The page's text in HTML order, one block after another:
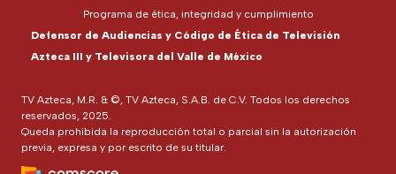
TV Azteca, M.R. & ©, TV Azteca, S.A.B. de C.V. Todos los derechos
reservados, 2025.
Queda prohibida la reproducción total o parcial sin la autorización
previa, expresa y por escrito de su titular.
Programa de ética, integridad y cumplimiento
Defensor de Audiencias y Código de Ética de Televisión
Azteca III y Televisora del Valle de México